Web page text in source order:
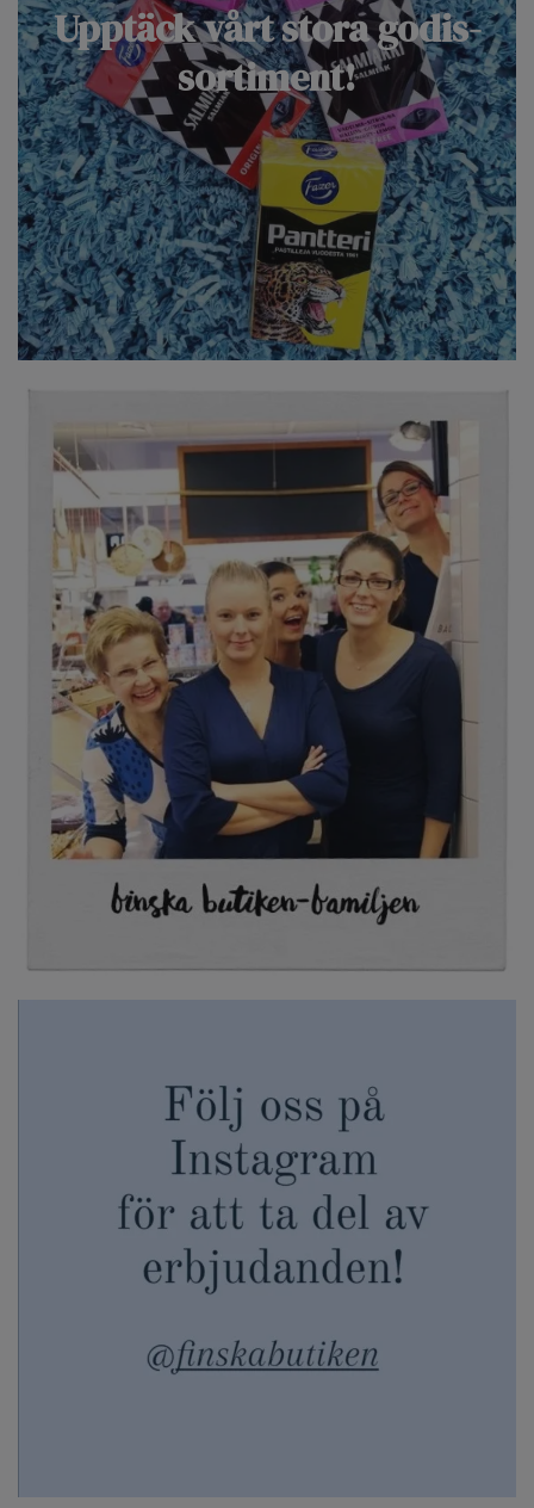
Upptäck vårt stora godis-
sortiment!